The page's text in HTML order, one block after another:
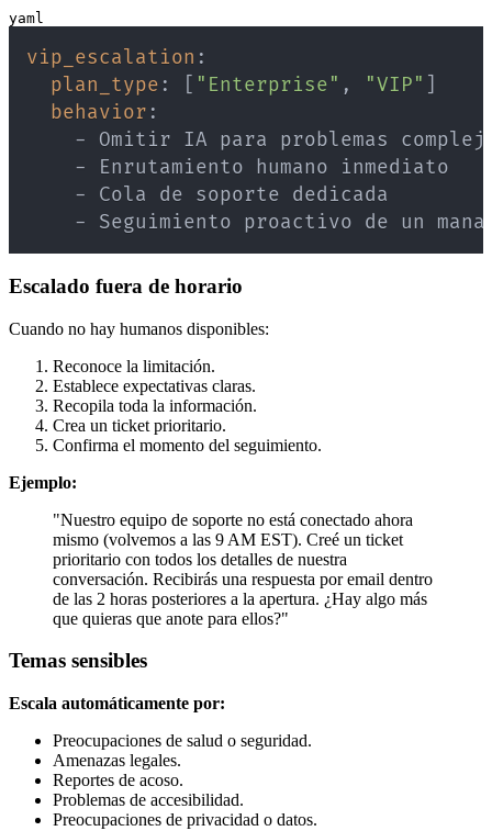
yaml
vip_escalation :
plan_type : "Enterprise" , "VIP"
behavior :
-
-
-
- Seguimiento proactivo de un
Escalado fuera de horario
Cuando no hay humanos disponibles:
Reconoce la limitación.
Establece expectativas claras.
Recopila toda la información.
Crea un ticket prioritario.
Confirma el momento del seguimiento.
Ejemplo:
"Nuestro equipo de soporte no está conectado ahora
mismo (volvemos a las 9 AM EST). Creé un ticket
prioritario con todos los detalles de nuestra
conversación. Recibirás una respuesta por email dentro
de las 2 horas posteriores a la apertura. ¿Hay algo más
que quieras que anote para ellos?"
Temas sensibles
Escala automáticamente por:
Preocupaciones de salud o seguridad.
Amenazas legales.
Reportes de acoso.
Problemas de accesibilidad.
Preocupaciones de privacidad o datos.